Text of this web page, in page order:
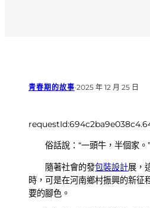
青春期的故事·2025 年 12 月 25 日
俗話說：“一頭牛，半個家。”
隨著社會的發包裝設計展，
時，可是在河南鄉村振興的新征
要的腳色。